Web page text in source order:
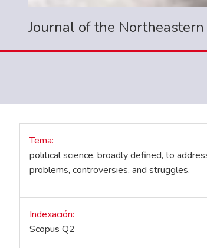
Journal of the
Tema
political science, broadly defined, to
problems, controversies, and struggles.
Indexación
Scopus Q2